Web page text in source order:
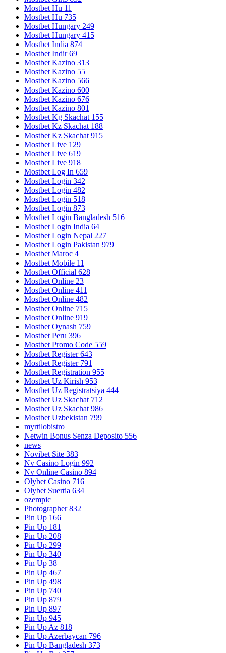
Mostbet Hu 11
Mostbet Hu 735
Mostbet Hungary 249
Mostbet Hungary 415
Mostbet India 874
Mostbet Indir 69
Mostbet Kazino 313
Mostbet Kazino 55
Mostbet Kazino 566
Mostbet Kazino 600
Mostbet Kazino 676
Mostbet Kazino 801
Mostbet Kg Skachat 155
Mostbet Kz Skachat 188
Mostbet Kz Skachat 915
Mostbet Live 129
Mostbet Live 619
Mostbet Live 918
Mostbet Log In 659
Mostbet Login 342
Mostbet Login 482
Mostbet Login 518
Mostbet Login 873
Mostbet Login Bangladesh 516
Mostbet Login India 64
Mostbet Login Nepal 227
Mostbet Login Pakistan 979
Mostbet Maroc 4
Mostbet Mobile 11
Mostbet Official 628
Mostbet Online 23
Mostbet Online 411
Mostbet Online 482
Mostbet Online 715
Mostbet Online 919
Mostbet Oynash 759
Mostbet Peru 396
Mostbet Promo Code 559
Mostbet Register 643
Mostbet Register 791
Mostbet Registration 955
Mostbet Uz Kirish 953
Mostbet Uz Registratsiya 444
Mostbet Uz Skachat 712
Mostbet Uz Skachat 986
Mostbet Uzbekistan 799
myrtilobistro
Netwin Bonus Senza Deposito 556
news
Novibet Site 383
Nv Casino Login 992
Nv Online Casino 894
Olybet Casino 716
Olybet Suertia 634
ozempic
Photographer 832
Pin Up 166
Pin Up 181
Pin Up 208
Pin Up 299
Pin Up 340
Pin Up 38
Pin Up 467
Pin Up 498
Pin Up 740
Pin Up 879
Pin Up 897
Pin Up 945
Pin Up Az 818
Pin Up Azerbaycan 796
Pin Up Bangladesh 373